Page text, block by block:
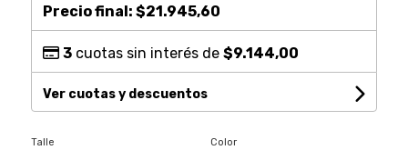
Precio final: $21.945,60
3cuotas sin interés de $9.144,00
Ver cuotas y descuentos
Talle Color